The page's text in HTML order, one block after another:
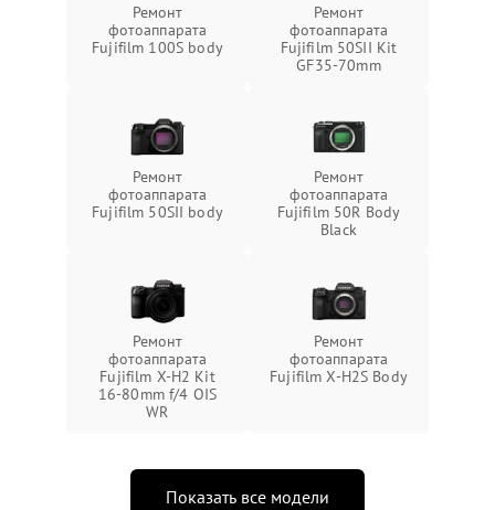
Ремонт
фотоаппарата
Fujifilm 100S body
Ремонт
фотоаппарата
Fujifilm 50SII Kit
GF35-70mm
Ремонт
фотоаппарата
Fujifilm 50SII body
Ремонт
фотоаппарата
Fujifilm 50R Body
Black
Ремонт
фотоаппарата
Fujifilm X-H2 Kit
16-80mm f/4 OIS
WR
Ремонт
фотоаппарата
Fujifilm X-H2S Body
Показать все модели